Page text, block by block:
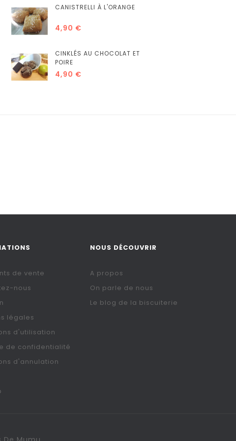
CANISTRELLI À L'ORANGE
4,90 €
CINKLÉS AU CHOCOLAT ET
POIRE
4,90 €
de vente
nous
légales
d'utilisation
de confidentialité
d'annulation
NOUS DÉCOUVRIR
A propos
On parle de nous
Le blog de la biscuiterie